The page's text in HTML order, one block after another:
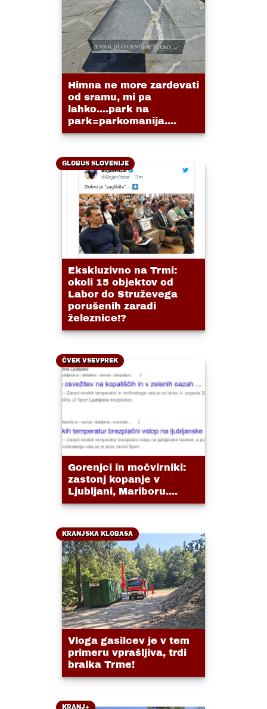
Himna ne more zardevati
od sramu, mi pa
lahko....park na
park=parkomanija....
GLOBUS SLOVENIJE
Ekskluzivno na Trmi:
okoli 15 objektov od
Labor do Struževega
porušenih zaradi
železnice!?
ČVEK VSEVPREK
Gorenjci in močvirniki:
zastonj kopanje v
Ljubljani, Mariboru....
KRANJSKA KLOBASA
Vloga gasilcev je v tem
primeru vprašljiva, trdi
bralka Trme!
KRANJ+